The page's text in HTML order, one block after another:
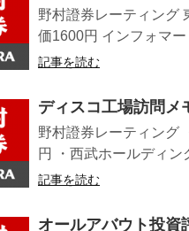
野村證券レーティン
価1600円 インフォマ
記事を読む
ディスコ工場訪問メ
野村證券レーティング
円 ・西武ホールディ
記事を読む
オールアバウト投資